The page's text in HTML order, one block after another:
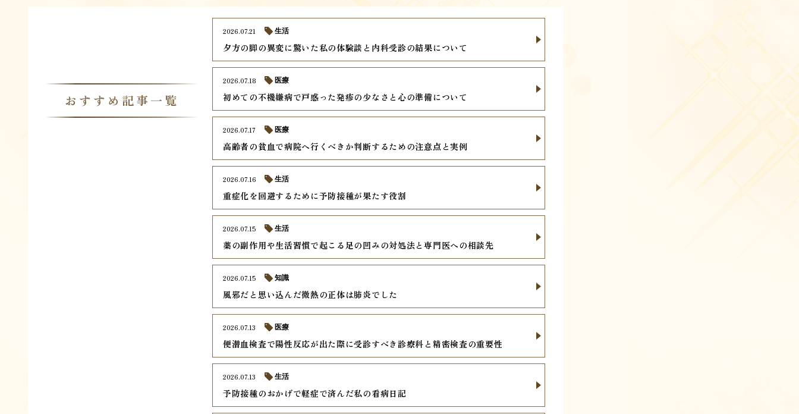
おすすめ記事一覧
夕方の脚の異変に驚いた私の体験談と内科受診の結果について
2026.07.21 生活
初めての不機嫌病で戸惑った発疹の少なさと心の準備について
2026.07.18 医療
高齢者の貧血で病院へ行くべきか判断するための注意点と実例
2026.07.17 医療
重症化を回避するために予防接種が果たす役割
2026.07.16 生活
薬の副作用や生活習慣で起こる足の凹みの対処法と専門医への相談先
2026.07.15 生活
風邪だと思い込んだ微熱の正体は肺炎でした
2026.07.15 知識
便潜血検査で陽性反応が出た際に受診すべき診療科と精密検査の重要性
2026.07.13 医療
予防接種のおかげで軽症で済んだ私の看病日記
2026.07.13 生活